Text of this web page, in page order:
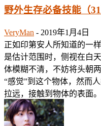
野外生存必备技能（
VeryMan - 2019年1月4日
正如印第安人所知道的一
是估计范围时，侧视在白
体模糊不清，不妨将头朝
“感觉”到这个物体，然而
拉远，接触到物体的表面。